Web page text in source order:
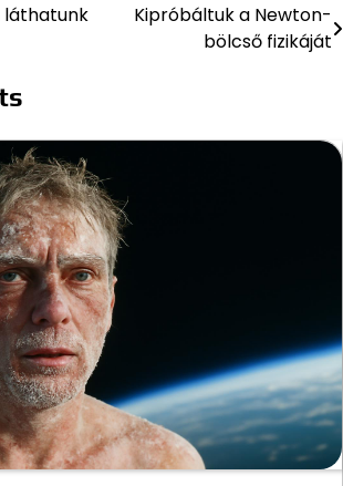
láthatunk
Kipróbáltuk a Newton-
bölcső fizikáját